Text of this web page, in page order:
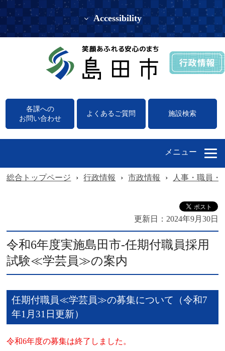
Accessibility
各課への
お問い合わせ
よくあるご質問 施設検索
メニュー
総合トップページ › 行政情報 › 市政情報 › 人事・職員・
更新日： 2024年9月30日
令和6年度実施島田市-任期付職員採用
試験≪学芸員≫の案内
任期付職員≪学芸員≫の募集について（令和7
年1月31日更新）
令和6年度の募集は終了しました。